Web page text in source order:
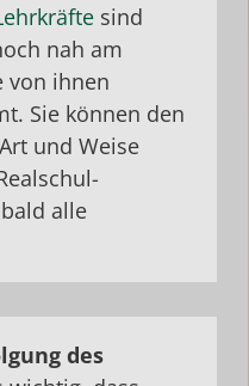
sind
nah am
von ihnen
Sie können den
und Weise
alle
des